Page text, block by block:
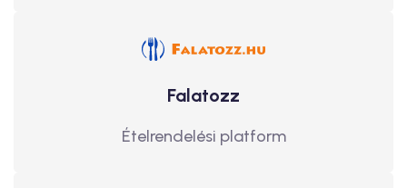
Falatozz
Ételrendelési platform